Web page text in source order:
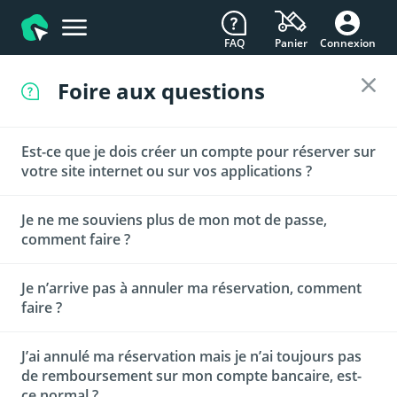
FAQ Panier Connexion
Foire aux questions
Est-ce que je dois créer un compte pour réserver sur
votre site internet ou sur vos applications ?
Oui la création d'un compte est obligatoire. Le golf doit
pouvoir vous contacter facilement dans le cas où le
ou tout autre évènement ne permettant pas de consommer
votre green fee.
Je ne me souviens plus de mon mot de passe,
comment faire ?
Très simple, vous avez accès à la fonction "Mot de passe
oublié ?" Au moment de votre connexion. Ainsi vous avez
Bookandgolf pour recevoir un mail de réinitialisation de mot
de passe.
Je n’arrive pas à annuler ma réservation, comment
faire ?
Sur Bookandgolf vous pouvez annuler jusqu'à la dernière
minute en fonction des conditions spéciales du golf que
J’ai annulé ma réservation mais je n’ai toujours pas
de remboursement sur mon compte bancaire, est-